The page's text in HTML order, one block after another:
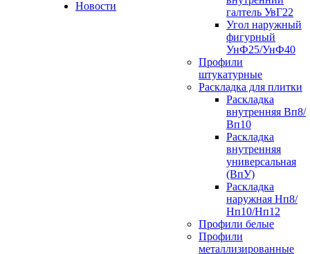
Новости
галтель УвГ22
Угол наружный
фигурный
УнФ25/УнФ40
Профили
штукатурные
Раскладка для плитки
Раскладка
внутренняя Вп8/
Вп10
Раскладка
внутренняя
универсальная
(ВпУ)
Раскладка
наружная Нп8/
Нп10/Нп12
Профили белые
Профили
металлизированные